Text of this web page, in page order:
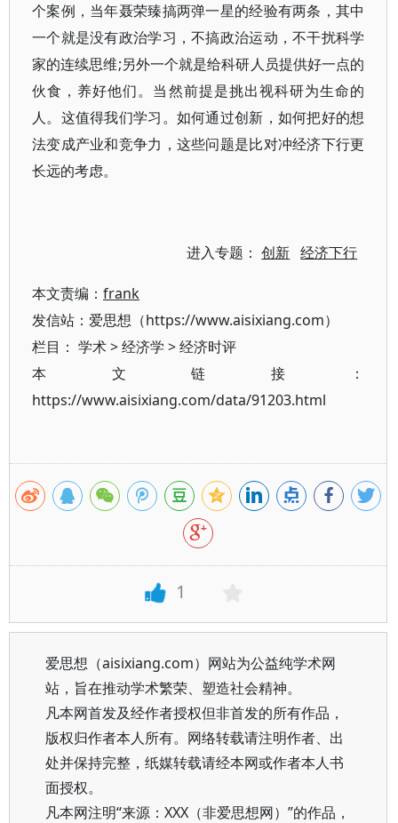
个案例，当年聂荣臻搞两弹一星的经验有两条，其中
一个就是没有政治学习，不搞政治运动，不干扰科学
家的连续思维;另外一个就是给科研人员提供好一点的
伙食，养好他们。当然前提是挑出视科研为生命的
人。这值得我们学习。如何通过创新，如何把好的想
法变成产业和竞争力，这些问题是比对冲经济下行更
长远的考虑。
进入专题：创新 经济下行
本文责编： frank
发信站：爱思想（https://www.aisixiang.com）
栏目： 学术>经济学 >经济时评
本文链接：
https://www.aisixiang.com/data/91203.html
1
爱思想（aisixiang.com）网站为公益纯学术网
站，旨在推动学术繁荣、塑造社会精神。
凡本网首发及经作者授权但非首发的所有作品，
版权归作者本人所有。网络转载请注明作者、出
处并保持完整，纸媒转载请经本网或作者本人书
面授权。
凡本网注明“来源：XXX（非爱思想网）”的作品，